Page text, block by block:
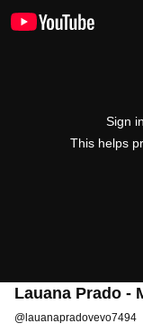
Sign
This helps
Lauana Prado -
@ lauanapradovevo7494